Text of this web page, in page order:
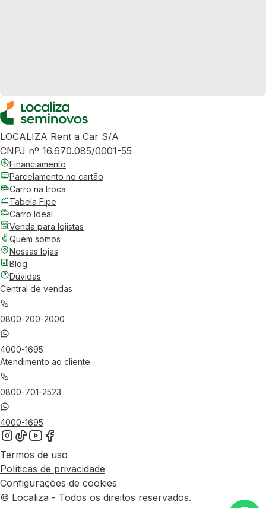
LOCALIZA Rent a Car S/A
CNPJ nº 16.670.085/0001-55
Financiamento
Parcelamento no cartão
Carro na troca
Tabela Fipe
Carro Ideal
Venda para lojistas
Quem somos
Nossas lojas
Blog
Dúvidas
Central de vendas
0800-200-2000
4000-1695
Atendimento ao cliente
0800-701-2523
4000-1695
Termos de uso
Políticas de privacidade
Configurações de cookies
© Localiza - Todos os direitos reservados.